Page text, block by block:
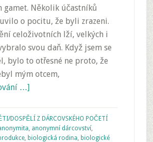
gamet. Několik účastníků
o pocitu, že byli zrazeni.
celoživotních lží, velkých i
svou daň. Když jsem se
bylo to otřesné ne proto, že
mým otcem,
…]
DOSPĚLÍ Z DÁRCOVSKÉHO POČETÍ
, anonymní dárcovství,
, biologická rodina, biologické